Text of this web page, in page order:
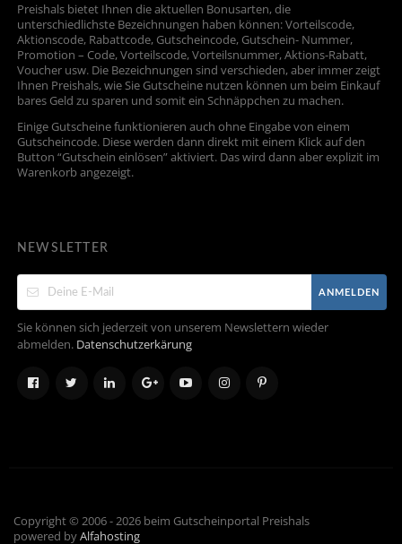
Preishals bietet Ihnen die aktuellen Bonusarten, die
unterschiedlichste Bezeichnungen haben können: Vorteilscode,
Aktionscode, Rabattcode, Gutscheincode, Gutschein- Nummer,
Promotion – Code, Vorteilscode, Vorteilsnummer, Aktions-Rabatt,
Voucher usw. Die Bezeichnungen sind verschieden, aber immer zeigt
Ihnen Preishals, wie Sie Gutscheine nutzen können um beim Einkauf
bares Geld zu sparen und somit ein Schnäppchen zu machen.
Einige Gutscheine funktionieren auch ohne Eingabe von einem
Gutscheincode. Diese werden dann direkt mit einem Klick auf den
Button “Gutschein einlösen” aktiviert. Das wird dann aber explizit im
Warenkorb angezeigt.
NEWSLETTER
ANMELDEN
Sie können sich jederzeit von unserem Newslettern wieder
abmelden. Datenschutzerkärung
Copyright © 2006 - 2026 beim Gutscheinportal Preishals
powered byAlfahosting